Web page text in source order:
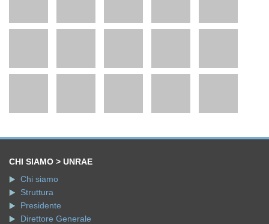
CHI SIAMO > UNRAE
Chi siamo
Struttura
Presidente
Direttore Generale